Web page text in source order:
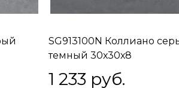
SG913100N Коллиано
темный 30х30х8
1 233 руб.